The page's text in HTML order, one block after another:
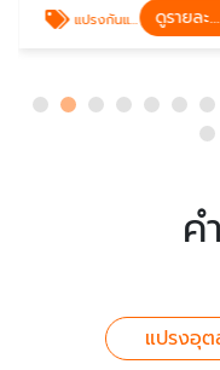
แปรงกันแมลง แปรงดักแมลง ดูรายละเอียด
ค
แปรงอุต